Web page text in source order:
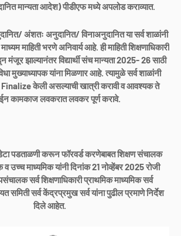
मान्यता आदेश) पीडीएफ मध्ये अपलोड कराव्यात.
अंशतः अनुदानित/ विनाअनुदानित या सर्व शाळांनी
माहिती भरणे अनिवार्य आहे. ही माहिती शिक्षणाधिकारी
मंजूर झाल्यानंतर विद्यार्थी संच मान्यता 2025- 26 साठी
मुख्याध्यापक यांना मिळणार आहे. त्यामुळे सर्व शाळांनी
केली असल्याची खात्री करावी व आवश्यक ते
कामकाज लवकरात लवकर पूर्ण करावे.
पडताळणी करून फॉरवर्ड करणेबाबत शिक्षण संचालक
व उच्च माध्यमिक यांनी दिनांक 21 नोव्हेंबर 2025 रोजी
सर्व शिक्षणाधिकारी प्राथमिक माध्यमिक सर्व
समिती सर्व केंद्रप्रमुख सर्व यांना पुढील प्रमाणे निर्देश
दिले आहेत.